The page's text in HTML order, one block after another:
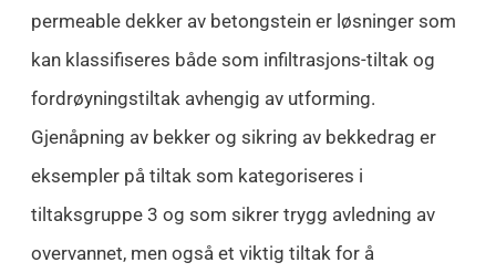
permeable dekker av betongstein er løsninger som
kan klassifiseres både som infiltrasjons-tiltak og
fordrøyningstiltak avhengig av utforming.
Gjenåpning av bekker og sikring av bekkedrag er
eksempler på tiltak som kategoriseres i
tiltaksgruppe 3 og som sikrer trygg avledning av
overvannet, men også et viktig tiltak for å